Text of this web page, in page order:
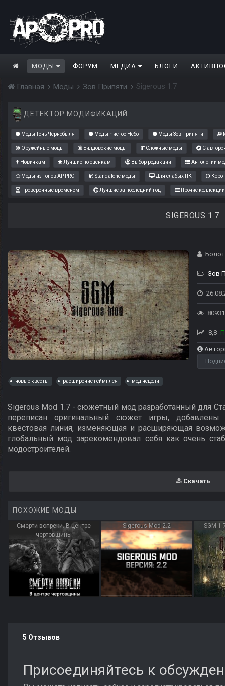
МОДЫ ФОРУМ МЕДИА БЛОГИ
Главная Моды Зов Припяти Sigerous 1.7
ДЕТЕКТОР МОДИФИКАЦИЙ
Моды Тень Чернобыля Моды Чистое Небо Моды Зов Припяти
Оружейные моды Билдовские моды Сложные моды С
Новичкам Лучшие по оценкам Выбор редакции Антологии
Моды из топов AP PRO Standalone моды Для слабых ПК
Проверенные временем Лучшие за последний год Прочие коллекции
SIGEROUS 1.7
Зов
8,8
новые квесты расширение геймплея мод недели
Sigerous Mod 1.7 - сюжетный мод разработанный для
переписан оригинальный сюжет игры,
квестовая линия, изменяющая и расширяющая
глобальный мод зарекомендовал себя как очень
модостроителей.
Скачать
ПОХОЖИЕ МОДЫ
Смерти вопреки. В центре
чертовщины
Sigerous Mod 2.2 SGM
5 Отзывов
Присоединяйтесь к